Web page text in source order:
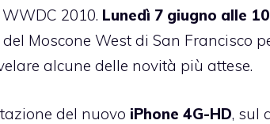
2010. Lunedì 7 giugno alle
Moscone West di San Francisco
alcune delle novità più attese.
del nuovo iPhone 4G-HD, sul